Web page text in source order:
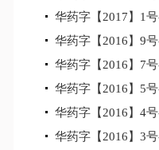
华药字【2017】1
华药字【2016】9
华药字【2016】7
华药字【2016】5
华药字【2016】4
华药字【2016】3